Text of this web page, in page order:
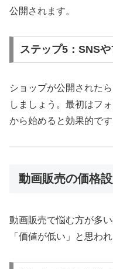
公開されます。
ステップ5：SNS
ショップが公開された
しましょう。最初はフ
から始めると効果的です
動画販売の価格
動画販売で悩む方が多
「価値が低い」と思わ